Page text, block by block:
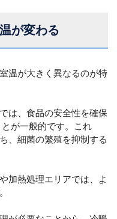
が変わる
温が大きく異なるのが特
は、食品の安全性を確保
が一般的です。これ
、細菌の繁殖を抑制する
加熱処理エリアでは、よ